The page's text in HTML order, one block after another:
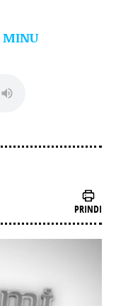
MINU
PRINDI